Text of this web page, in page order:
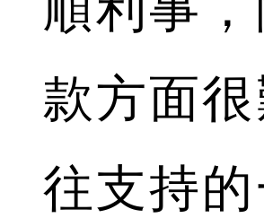
款方面
往支持